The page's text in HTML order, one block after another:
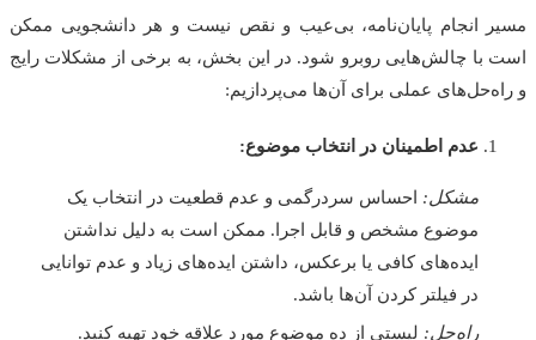
مسیر انجام پایان‌نامه، بی‌عیب و نقص نیست و هر دانشجویی ممکن
است با چالش‌هایی روبرو شود. در این بخش، به برخی از مشکلات رایج
و راه‌حل‌های عملی برای آن‌ها می‌پردازیم:
عدم اطمینان در انتخاب موضوع:
مشکل: احساس سردرگمی و عدم قطعیت در انتخاب یک
موضوع مشخص و قابل اجرا. ممکن است به دلیل نداشتن
ایده‌های کافی یا برعکس، داشتن ایده‌های زیاد و عدم توانایی
در فیلتر کردن آن‌ها باشد.
راه‌حل: لیستی از ده موضوع مورد علاقه خود تهیه کنید.